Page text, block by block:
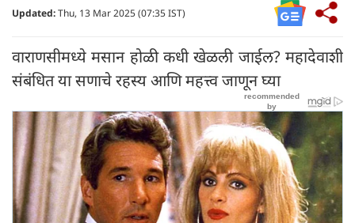
Updated:Thu, 13 Mar 2025 (07:35 IST)
वाराणसीमध्ये मसान होळी कधी खेळली जाईल? महादेवाशी
संबंधित या सणाचे रहस्य आणि महत्त्व जाणून घ्या